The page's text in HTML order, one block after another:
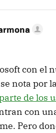
con el
se nota por
de los
con
Pero